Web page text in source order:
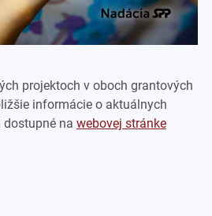
projektoch v oboch grantových
informácie o aktuálnych
na webovej stránke